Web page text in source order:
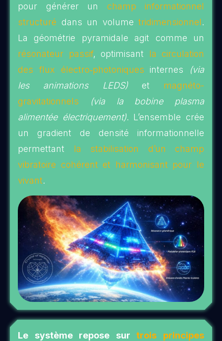
pour générer un champ informationnel
structuré dans un volume tridimensionnel.
La géométrie pyramidale agit comme un
résonateur passif, optimisant la circulation
des flux électro‑photoniques internes
(via
les animations LEDS)et magnéto-
gravitationnels
(via la bobine plasma
alimentée électriquement). L’ensemble crée
un gradient de densité informationnelle
permettant la stabilisation d’un champ
vibratoire cohérent et harmonisant pour le
vivant.
Le système repose surtrois principes